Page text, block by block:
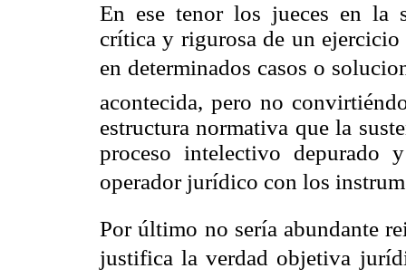
En ese tenor los jueces en la
crítica y rigurosa de un
en determinados casos o
acontecida, pero no
estructura normativa que la
proceso intelectivo depurado
operador jurídico con los
Por último no sería abundante
justifica la verdad objetiva